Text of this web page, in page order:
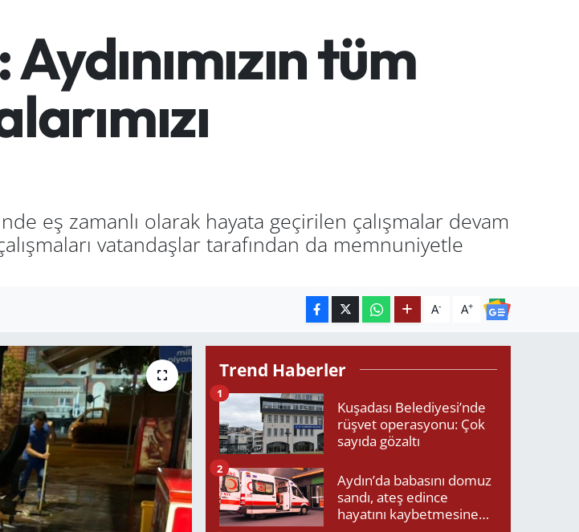
tüm
eş zamanlı olarak hayata geçirilen çalışmalar devam
vatandaşlar tarafından da memnuniyetle
A- A+
Trend Haberler
Kuşadası Belediyesi’nde
rüşvet operasyonu: Çok
sayıda gözaltı
1
Aydın’da babasını domuz
sandı, ateş edince
hayatını kaybetmesine
2